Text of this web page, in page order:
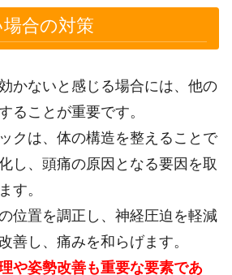
合の対策
かないと感じる場合には、他の
ることが重要です。
クは、体の構造を整えることで
し、頭痛の原因となる要因を取
す。
位置を調正し、神経圧迫を軽減
善し、痛みを和らげます。
や姿勢改善も重要な要素であ